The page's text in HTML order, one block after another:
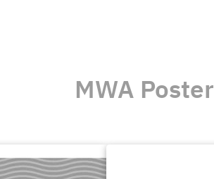
MWA Poster